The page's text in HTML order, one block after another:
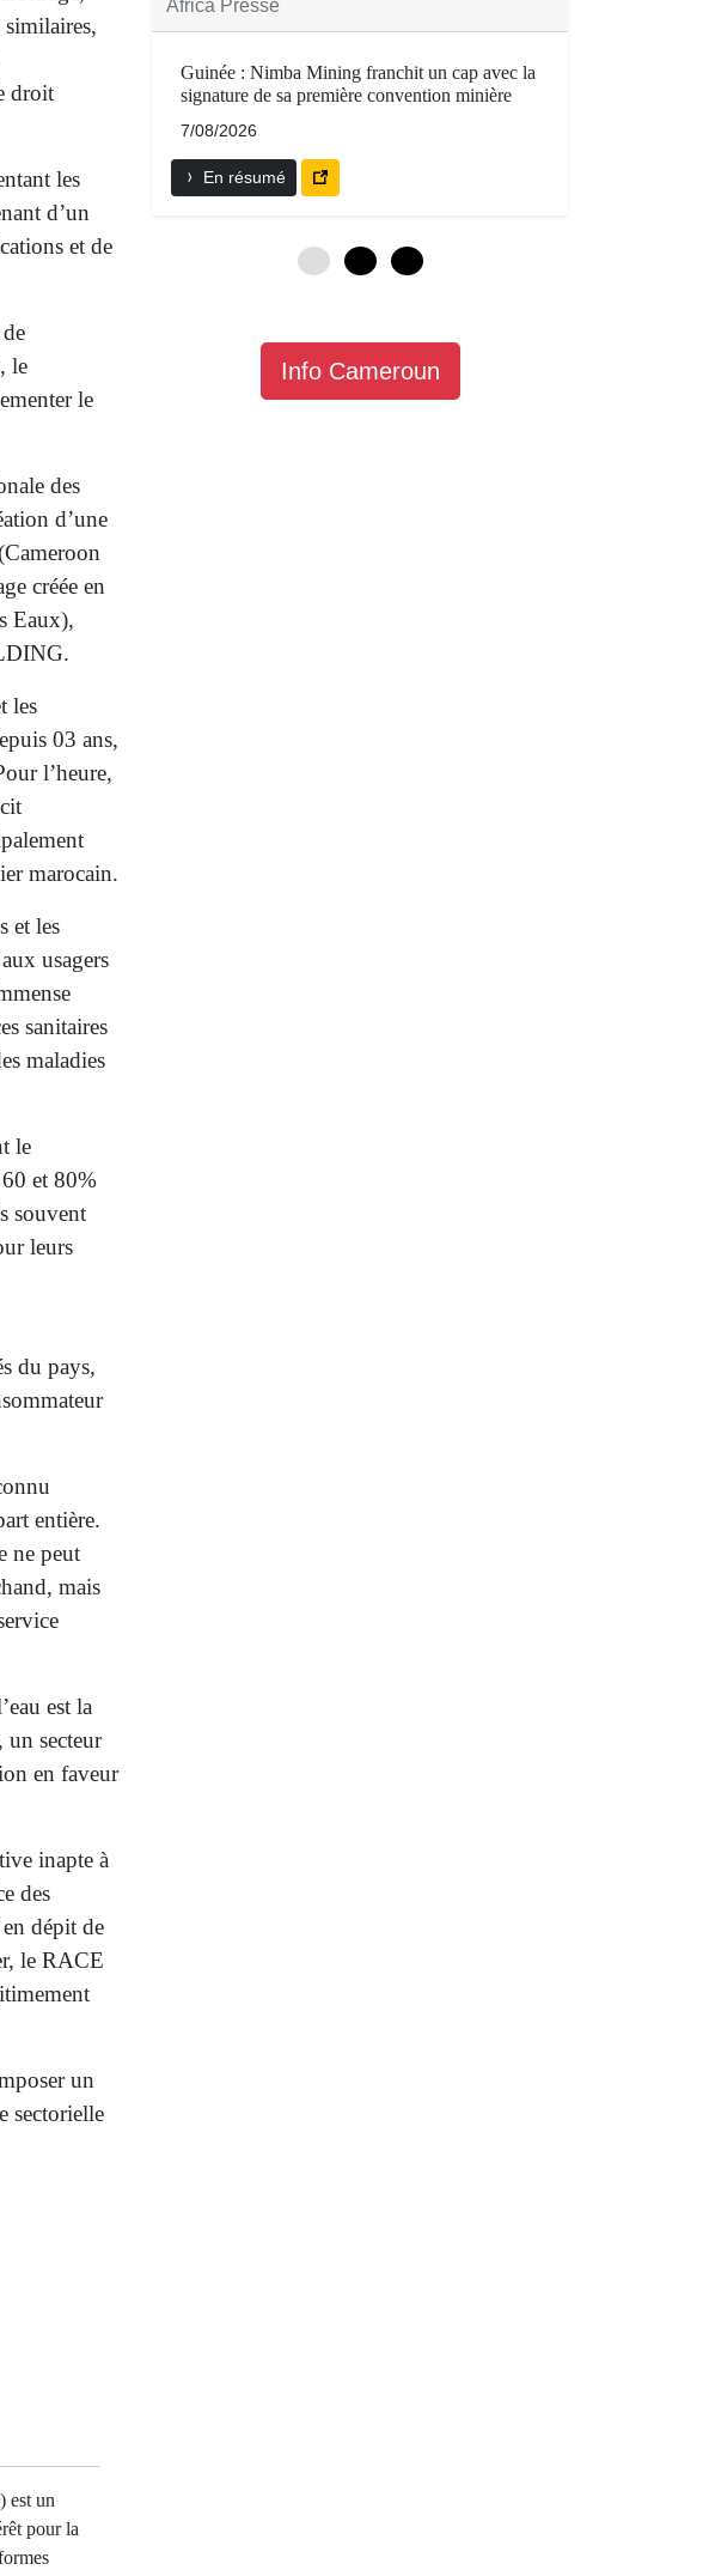
similaires,
droit
les
d’un
et de
le
le
des
d’une
créée en
Eaux),
les
03 ans,
l’heure,
marocain.
et les
usagers
sanitaires
maladies
le
et 80%
souvent
leurs
du pays,
entière.
ne peut
mais
est la
un secteur
en faveur
inapte à
des
dépit de
le RACE
un
sectorielle
est un
pour la
Africa Presse
Guinée : Nimba Mining franchit un cap avec la
signature de sa première convention minière
7/08/2026
En résumé
Info Cameroun